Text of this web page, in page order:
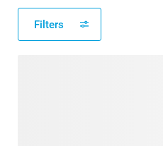
Filters